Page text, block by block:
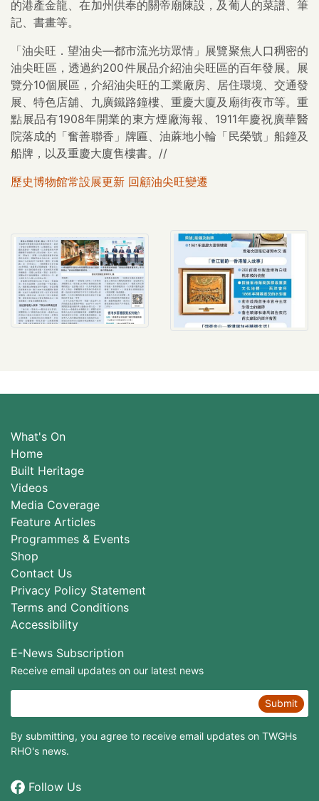
的港產金龍、在加州供奉的關帝廟陳設，及葡人的菜譜、筆
記、書畫等。
「油尖旺．望油尖—都市流光坊眾情」展覽聚焦人口稠密的
油尖旺區，透過約200件展品介紹油尖旺區的百年發展。展
覽分10個展區，介紹油尖旺的工業廠房、居住環境、交通發
展、特色店舖、九廣鐵路鐘樓、重慶大廈及廟街夜市等。重
點展品有1908年開業的東方煙廠海報、1911年慶祝廣華醫
院落成的「奮善聯香」牌匾、油蔴地小輪「民榮號」船鐘及
船牌，以及重慶大廈售樓書。//
歷史博物館常設展更新 回顧油尖旺變遷
What's On
Home
Built Heritage
Videos
Media Coverage
Feature Articles
Programmes & Events
Shop
Contact Us
Privacy Policy Statement
Terms and Conditions
Accessibility
E-News Subscription
Receive email updates on our latest news
Submit
By submitting, you agree to receive email updates on TWGHs
RHO's news.
Follow Us